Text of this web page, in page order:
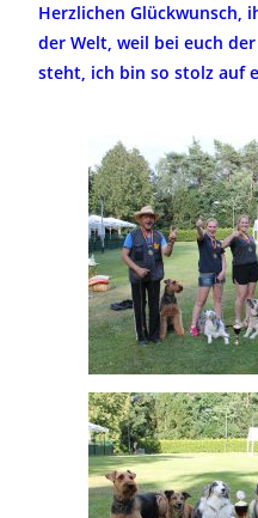
Herzlichen Glückwunsch,
der Welt, weil bei euch
steht, ich bin so stolz auf